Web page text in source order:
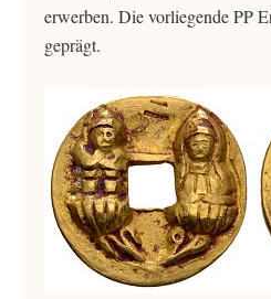
erwerben. Die vorliegende PP
geprägt.